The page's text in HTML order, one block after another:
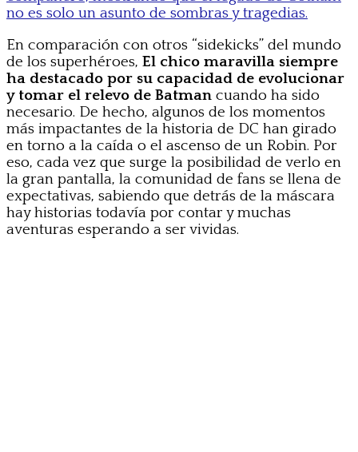
no es solo un asunto de sombras y tragedias.
En comparación con otros “sidekicks” del mundo
de los superhéroes, El chico maravilla siempre
ha destacado por su capacidad de evolucionar
y tomar el relevo de Batman cuando ha sido
necesario. De hecho, algunos de los momentos
más impactantes de la historia de DC han girado
en torno a la caída o el ascenso de un Robin. Por
eso, cada vez que surge la posibilidad de verlo en
la gran pantalla, la comunidad de fans se llena de
expectativas, sabiendo que detrás de la máscara
hay historias todavía por contar y muchas
aventuras esperando a ser vividas.